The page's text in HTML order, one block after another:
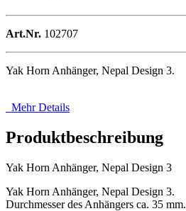
Art.Nr. 102707
Yak Horn Anhänger, Nepal Design 3.
Mehr Details
Produktbeschreibung
Yak Horn Anhänger, Nepal Design 3
Yak Horn Anhänger, Nepal Design 3.
Durchmesser des Anhängers ca. 35 mm.